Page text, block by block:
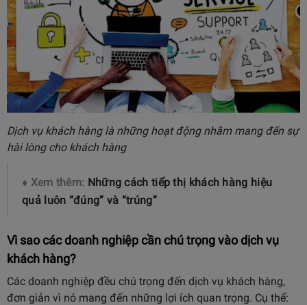
Dịch vụ khách hàng là những hoạt động nhằm mang đến sự
hài lòng cho khách hàng
♦ Xem thêm: Những cách tiếp thị khách hàng hiệu
quả luôn “đúng” và “trúng”
Vì sao các doanh nghiệp cần chú trọng vào dịch vụ
khách hàng?
Các doanh nghiệp đều chú trọng đến dịch vụ khách hàng,
đơn giản vì nó mang đến những lợi ích quan trọng. Cụ thể: